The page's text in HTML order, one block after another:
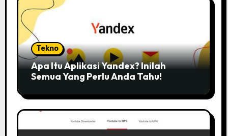
Tekno
Apa Itu Aplikasi Yandex? Inilah
Semua Yang Perlu Anda Tahu!